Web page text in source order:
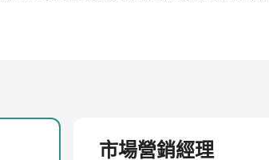
市場營銷經理